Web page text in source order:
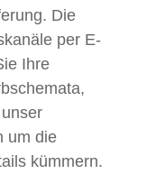
Die
per E-
Ihre
um die
kümmern.